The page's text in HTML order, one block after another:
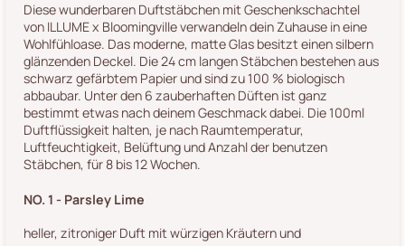
Diese wunderbaren Duftstäbchen mit Geschenkschachtel
von ILLUME x Bloomingville verwandeln dein Zuhause in eine
Wohlfühloase. Das moderne, matte Glas besitzt einen silbern
glänzenden Deckel. Die 24 cm langen Stäbchen bestehen aus
schwarz gefärbtem Papier und sind zu 100 % biologisch
abbaubar. Unter den 6 zauberhaften Düften ist ganz
bestimmt etwas nach deinem Geschmack dabei. Die 100ml
Duftflüssigkeit halten, je nach Raumtemperatur,
Luftfeuchtigkeit, Belüftung und Anzahl der benutzen
Stäbchen, für 8 bis 12 Wochen.
NO. 1 - Parsley Lime
heller, zitroniger Duft mit würzigen Kräutern und